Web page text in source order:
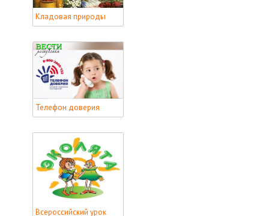
Кладовая природы
Телефон доверия
Всероссийский урок